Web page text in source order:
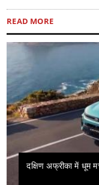
READ MORE
दक्षिण अफ्रीका में धूम